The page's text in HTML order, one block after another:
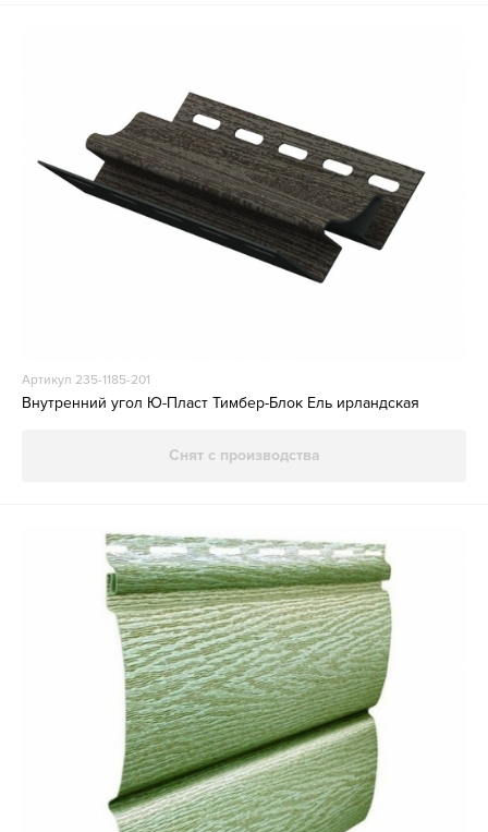
Артикул 235-1185-201
Внутренний угол Ю-Пласт Тимбер-Блок Ель ирландская
Снят с производства